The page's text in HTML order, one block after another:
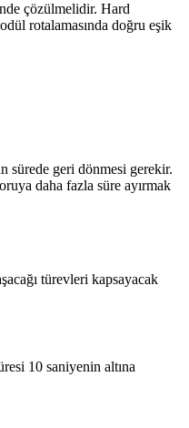
çözülmelidir. Hard
rotalamasında doğru eşik
sürede geri dönmesi gerekir.
daha fazla süre ayırmak
türevleri kapsayacak
10 saniyenin altına